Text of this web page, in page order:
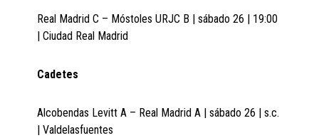
Real Madrid C – Móstoles URJC B | sábado 26 | 19:00
| Ciudad Real Madrid
Cadetes
Alcobendas Levitt A – Real Madrid A | sábado 26 | s.c.
| Valdelasfuentes